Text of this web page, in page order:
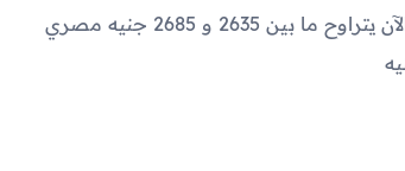
2635 و 2685 جنيه مصري